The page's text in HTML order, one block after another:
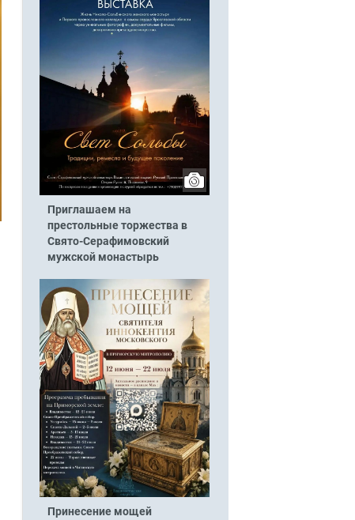
Приглашаем на
престольные торжества в
Свято-Серафимовский
мужской монастырь
Принесение мощей